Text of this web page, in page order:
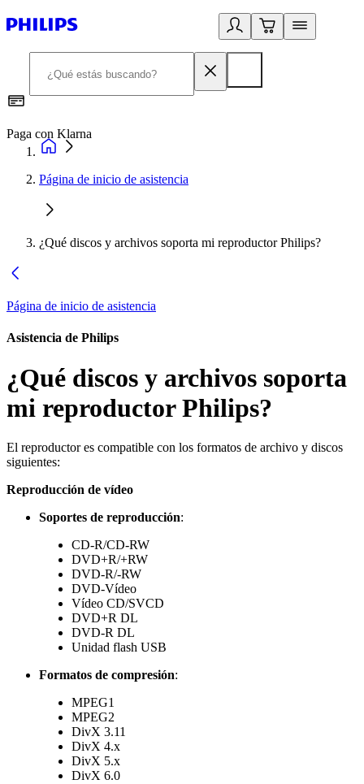
Paga con Klarna
Página de inicio de asistencia
¿Qué discos y archivos soporta mi reproductor Philips?
Página de inicio de asistencia
Asistencia de Philips
¿Qué discos y archivos soporta
mi reproductor Philips?
El reproductor es compatible con los formatos de archivo y discos
siguientes:
Reproducción de vídeo
Soportes de reproducción:
CD-R/CD-RW
DVD+R/+RW
DVD-R/-RW
DVD-Vídeo
Vídeo CD/SVCD
DVD+R DL
DVD-R DL
Unidad flash USB
Formatos de compresión:
MPEG1
MPEG2
DivX 3.11
DivX 4.x
DivX 5.x
DivX 6.0